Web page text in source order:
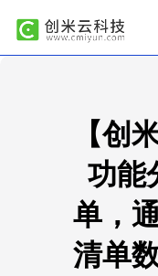
【创
功能
单，
清单